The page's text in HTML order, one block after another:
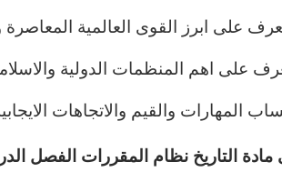
التاريخ نظام المقررات الفصل